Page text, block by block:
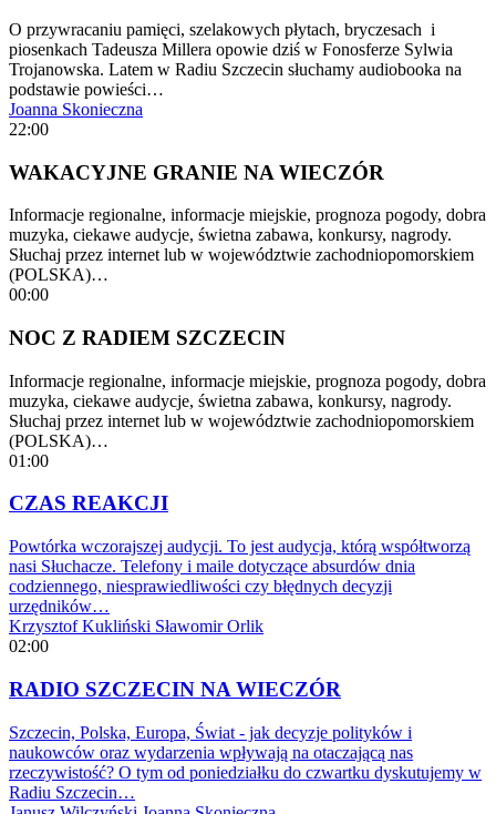
O przywracaniu pamięci, szelakowych płytach, bryczesach i
piosenkach Tadeusza Millera opowie dziś w Fonosferze Sylwia
Trojanowska. Latem w Radiu Szczecin słuchamy audiobooka na
podstawie powieści…
Joanna Skonieczna
22:00
WAKACYJNE GRANIE NA WIECZÓR
Informacje regionalne, informacje miejskie, prognoza pogody, dobra
muzyka, ciekawe audycje, świetna zabawa, konkursy, nagrody.
Słuchaj przez internet lub w województwie zachodniopomorskiem
(POLSKA)…
00:00
NOC Z RADIEM SZCZECIN
Informacje regionalne, informacje miejskie, prognoza pogody, dobra
muzyka, ciekawe audycje, świetna zabawa, konkursy, nagrody.
Słuchaj przez internet lub w województwie zachodniopomorskiem
(POLSKA)…
01:00
CZAS REAKCJI
Powtórka wczorajszej audycji. To jest audycja, którą współtworzą
nasi Słuchacze. Telefony i maile dotyczące absurdów dnia
codziennego, niesprawiedliwości czy błędnych decyzji
urzędników…
Krzysztof Kukliński Sławomir Orlik
02:00
RADIO SZCZECIN NA WIECZÓR
Szczecin, Polska, Europa, Świat - jak decyzje polityków i
naukowców oraz wydarzenia wpływają na otaczającą nas
rzeczywistość? O tym od poniedziałku do czwartku dyskutujemy w
Radiu Szczecin…